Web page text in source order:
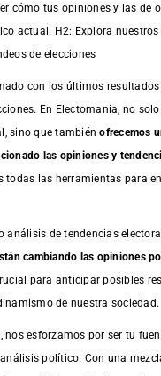
cómo tus opiniones y las de
actual. H2: Explora
de elecciones
con los últimos resultados
En Electomania, no
sino que tambiénofrecemos
las opiniones y
todas las herramientas para
análisis de tendencias
cambiando las opiniones
para anticipar posibles
de nuestra sociedad.
nos esforzamos por ser tu
político. Con una